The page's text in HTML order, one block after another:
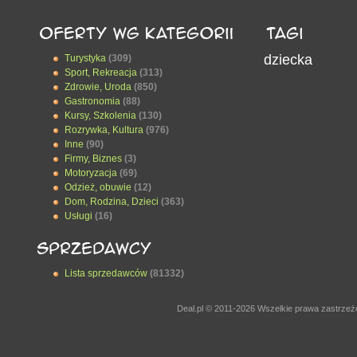
Turystyka (309)
Sport, Rekreacja (313)
Zdrowie, Uroda (850)
Gastronomia (88)
Kursy, Szkolenia (130)
Rozrywka, Kultura (976)
Inne (90)
Firmy, Biznes (3)
Motoryzacja (69)
Odzież, obuwie (12)
Dom, Rodzina, Dzieci (363)
Usługi (16)
Lista sprzedawców (81332)
dziecka
Deal.pl © 2011-2026 Wszelkie prawa